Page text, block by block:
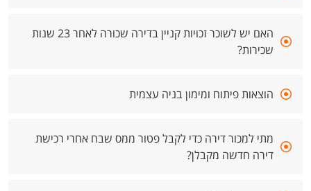
האם יש לשוכר זכויות קניין בדירה שכורה לאחר 23 שנות
שכירות?
הוצאות פיתוח ומימון בניה עצמית
מתי למכור דירה כדי לקבל פטור ממס שבח אחרי רכישת
דירה חדשה מקבלן?